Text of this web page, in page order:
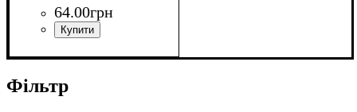
64.00грн
Фільтр